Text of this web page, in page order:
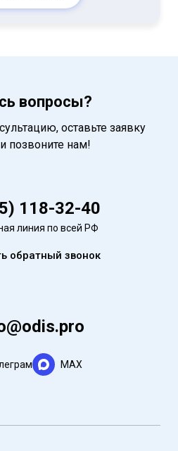
вопросы?
оставьте заявку
позвоните нам!
118-32-40
линия по всей РФ
обратный звонок
MAX